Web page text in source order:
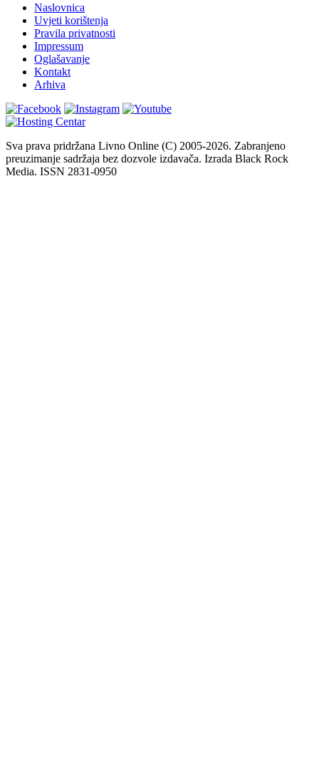
Naslovnica
Uvjeti korištenja
Pravila privatnosti
Impressum
Oglašavanje
Kontakt
Arhiva
Sva prava pridržana Livno Online (C) 2005-2026. Zabranjeno
preuzimanje sadržaja bez dozvole izdavača. Izrada Black Rock
Media. ISSN 2831-0950